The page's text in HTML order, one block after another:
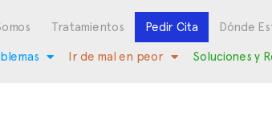
Tratamientos Pedir Cita Dónde
Ir de mal en peor Soluciones y